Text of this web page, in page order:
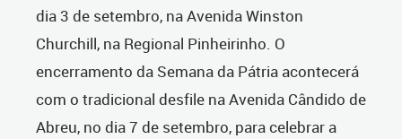
dia 3 de setembro, na Avenida Winston
Churchill, na Regional Pinheirinho. O
encerramento da Semana da Pátria acontecerá
com o tradicional desfile na Avenida Cândido de
Abreu, no dia 7 de setembro, para celebrar a